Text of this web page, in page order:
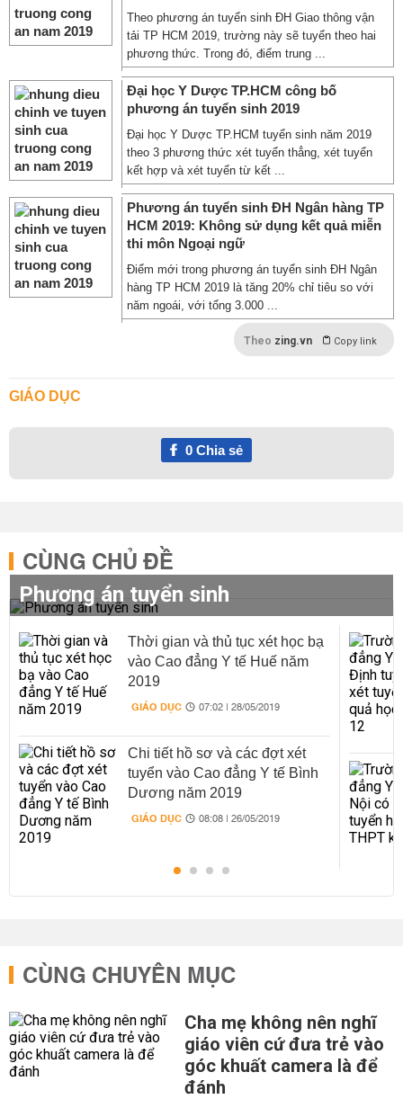
Theo phương án tuyển sinh ĐH Giao thông vận
tải TP HCM 2019, trường này sẽ tuyển theo hai
phương thức. Trong đó, điểm trung ...
Đại học Y Dược TP.HCM công bố
phương án tuyển sinh 2019
Đại học Y Dược TP.HCM tuyển sinh năm 2019
theo 3 phương thức xét tuyển thẳng, xét tuyển
kết hợp và xét tuyển từ kết ...
Phương án tuyển sinh ĐH Ngân hàng TP
HCM 2019: Không sử dụng kết quả miễn
thi môn Ngoại ngữ
Điểm mới trong phương án tuyển sinh ĐH Ngân
hàng TP HCM 2019 là tăng 20% chỉ tiêu so với
năm ngoái, với tổng 3.000 ...
Theo zing.vn Copy link
GIÁO DỤC
0Chia sẻ
CÙNG CHỦ ĐỀ
Phương án tuyển sinh
Thời gian và thủ tục xét học bạ
vào Cao đẳng Y tế Huế năm
2019
GIÁO DỤC 07:02 | 28/05/2019
Chi tiết hồ sơ và các đợt xét
tuyển vào Cao đẳng Y tế Bình
Dương năm 2019
GIÁO DỤC 08:08 | 26/05/2019
CÙNG CHUYÊN MỤC
Cha mẹ không nên nghĩ
giáo viên cứ đưa trẻ vào
góc khuất camera là để
đánh